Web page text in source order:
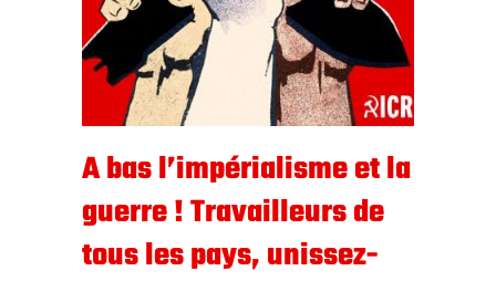
A bas l’impérialisme et la
guerre ! Travailleurs de
tous les pays, unissez-